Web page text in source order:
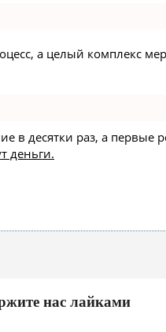
а целый комплекс
в десятки раз, а первые
деньги.
нас лайками